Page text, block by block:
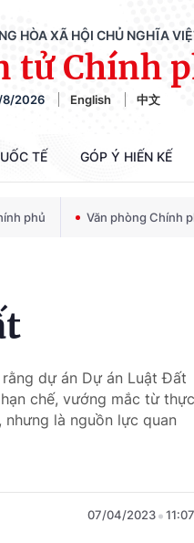
HÒA XÃ HỘI CHỦ NGHĨA
tử Chính
8/2026 English 中文
TẾ GÓP Ý HIẾN KẾ
phủ Văn phòng Chính
dự án Dự án Luật Đất
chế, vướng mắc từ thực
là nguồn lực quan
07/04/2023 11:07